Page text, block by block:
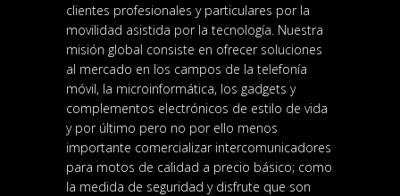
clientes profesionales y particulares por la
movilidad asistida por la tecnología. Nuestra
misión global consiste en ofrecer soluciones
al mercado en los campos de la telefonía
móvil, la microinformática, los gadgets y
complementos electrónicos de estilo de vida
y por último pero no por ello menos
importante comercializar intercomunicadores
para motos de calidad a precio básico; como
la medida de seguridad y disfrute que son